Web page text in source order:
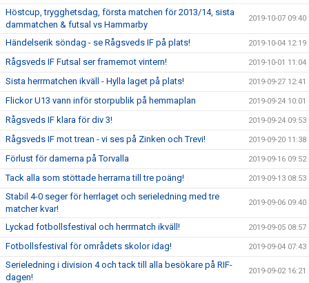
Höstcup, trygghetsdag, första matchen för 2013/14, sista
dammatchen & futsal vs Hammarby
2019-10-07 09:40
Händelserik söndag - se Rågsveds IF på plats! 2019-10-04 12:19
Rågsveds IF Futsal ser framemot vintern! 2019-10-01 11:04
Sista herrmatchen ikväll - Hylla laget på plats! 2019-09-27 12:41
Flickor U13 vann inför storpublik på hemmaplan 2019-09-24 10:01
Rågsveds IF klara för div 3! 2019-09-24 09:53
Rågsveds IF mot trean - vi ses på Zinken och Trevi! 2019-09-20 11:38
Förlust för damerna på Torvalla 2019-09-16 09:52
Tack alla som stöttade herrarna till tre poäng! 2019-09-13 08:53
Stabil 4-0 seger för herrlaget och serieledning med tre
matcher kvar!
2019-09-06 09:40
Lyckad fotbollsfestival och herrmatch ikväll! 2019-09-05 08:57
Fotbollsfestival för områdets skolor idag! 2019-09-04 07:43
Serieledning i division 4 och tack till alla besökare på RIF-
dagen!
2019-09-02 16:21